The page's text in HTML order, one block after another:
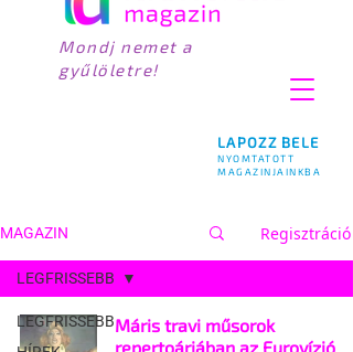
LAPOZZ BELE
NYOMTATOTT
MAGAZINJAINKBA
Mondj nemet a
gyűlöletre!
MAGAZIN Regisztráció
LEGFRISSEBB
LEGFRISSEBB
Máris travi műsorok
repertoárjában az Eurovízió